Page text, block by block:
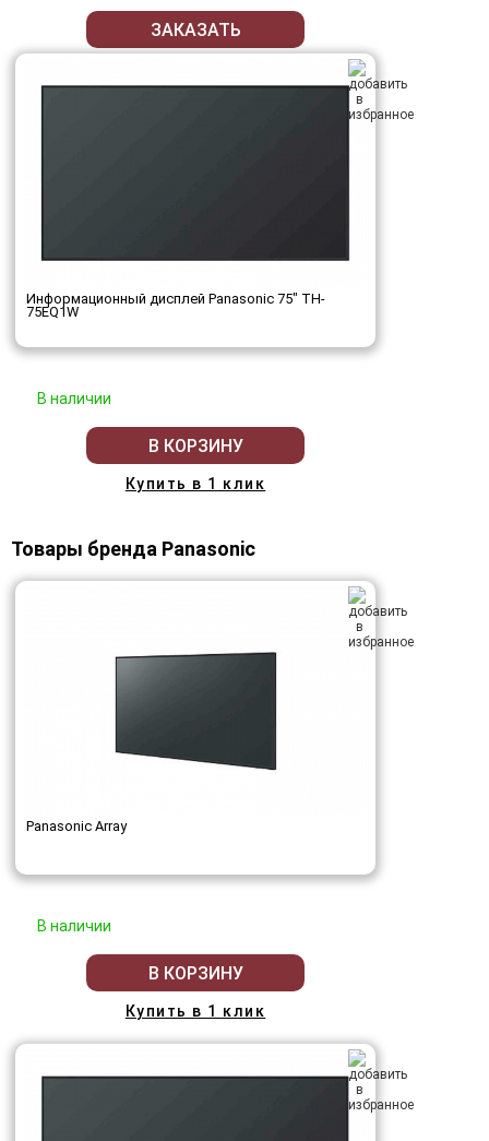
ЗАКАЗАТЬ
Информационный дисплей Panasonic 75" TH-
75EQ1W
В наличии
В КОРЗИНУ
Купить в 1 клик
Товары бренда Panasonic
Panasonic Array
В наличии
В КОРЗИНУ
Купить в 1 клик